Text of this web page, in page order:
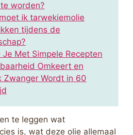
worden?
ik tarwekiemolie
tijdens de
Je Met Simpele Recepten
Omkeert en
Zwanger Wordt in 60
te leggen wat
is, wat deze olie allemaal